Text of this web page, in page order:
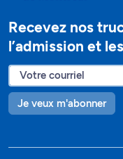
Recevez nos
l’admission et
Je veux m'abonner